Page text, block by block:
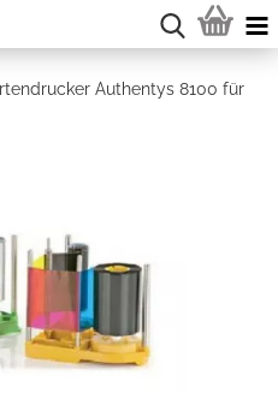
Authentys 8100 für